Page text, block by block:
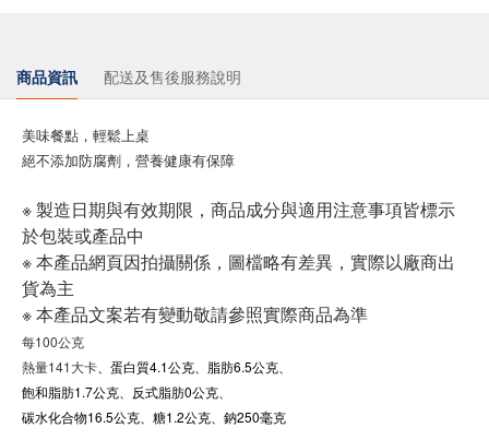
商品資訊 配送及售後服務說明
美味餐點，輕鬆上桌
絕不添加防腐劑，營養健康有保障
※ 製造日期與有效期限，商品成分與適用注意事項皆標示
於包裝或產品中
※ 本產品網頁因拍攝關係，圖檔略有差異，實際以廠商出
貨為主
※ 本產品文案若有變動敬請參照實際商品為準
每100公克
熱量141大卡
蛋白質4.1公克、脂肪6.5公克、
飽和脂肪1.7公克、反式脂肪0公克、
碳水化合物16.5公克、糖1.2公克、鈉250毫克